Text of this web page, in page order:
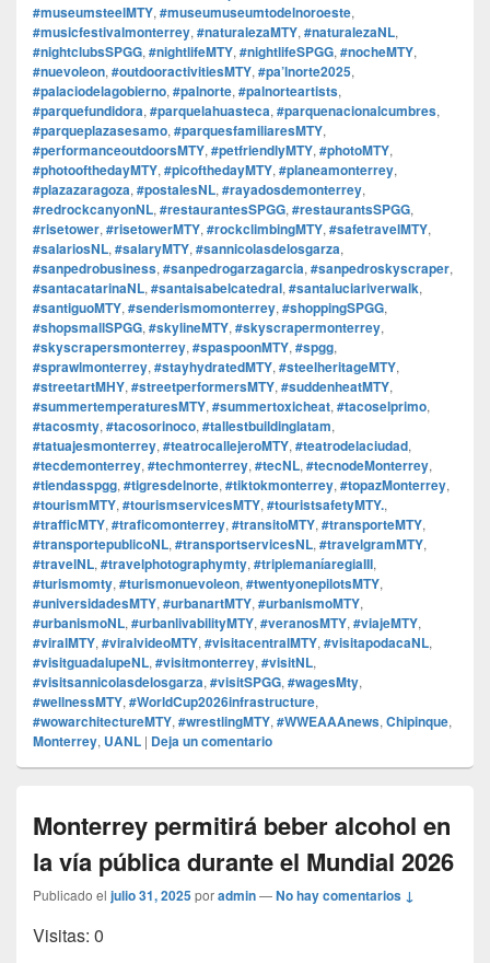
#museumsteelMTY, #museumuseumtodelnoroeste,
#musicfestivalmonterrey, #naturalezaMTY, #naturalezaNL,
#nightclubsSPGG, #nightlifeMTY, #nightlifeSPGG, #nocheMTY,
#nuevoleon, #outdooractivitiesMTY, #pa’lnorte2025,
#palaciodelagobierno, #palnorte, #palnorteartists,
#parquefundidora, #parquelahuasteca, #parquenacionalcumbres,
#parqueplazasesamo, #parquesfamiliaresMTY,
#performanceoutdoorsMTY, #petfriendlyMTY, #photoMTY,
#photoofthedayMTY, #picofthedayMTY, #planeamonterrey,
#plazazaragoza, #postalesNL, #rayadosdemonterrey,
#redrockcanyonNL, #restaurantesSPGG, #restaurantsSPGG,
#risetower, #risetowerMTY, #rockclimbingMTY, #safetravelMTY,
#salariosNL, #salaryMTY, #sannicolasdelosgarza,
#sanpedrobusiness, #sanpedrogarzagarcia, #sanpedroskyscraper,
#santacatarinaNL, #santaisabelcatedral, #santaluciariverwalk,
#santiguoMTY, #senderismomonterrey, #shoppingSPGG,
#shopsmallSPGG, #skylineMTY, #skyscrapermonterrey,
#skyscrapersmonterrey, #spaspoonMTY, #spgg,
#sprawlmonterrey, #stayhydratedMTY, #steelheritageMTY,
#streetartMHY, #streetperformersMTY, #suddenheatMTY,
#summertemperaturesMTY, #summertoxicheat, #tacoselprimo,
#tacosmty, #tacosorinoco, #tallestbuildinglatam,
#tatuajesmonterrey, #teatrocallejeroMTY, #teatrodelaciudad,
#tecdemonterrey, #techmonterrey, #tecNL, #tecnodeMonterrey,
#tiendasspgg, #tigresdelnorte, #tiktokmonterrey, #topazMonterrey,
#tourismMTY, #tourismservicesMTY, #touristsafetyMTY.,
#trafficMTY, #traficomonterrey, #transitoMTY, #transporteMTY,
#transportepublicoNL, #transportservicesNL, #travelgramMTY,
#travelNL, #travelphotographymty, #triplemaníaregiaIII,
#turismomty, #turismonuevoleon, #twentyonepilotsMTY,
#universidadesMTY, #urbanartMTY, #urbanismoMTY,
#urbanismoNL, #urbanlivabilityMTY, #veranosMTY, #viajeMTY,
#viralMTY, #viralvideoMTY, #visitacentralMTY, #visitapodacaNL,
#visitguadalupeNL, #visitmonterrey, #visitNL,
#visitsannicolasdelosgarza, #visitSPGG, #wagesMty,
#wellnessMTY, #WorldCup2026infrastructure,
#wowarchitectureMTY, #wrestlingMTY, #WWEAAAnews, Chipinque,
Monterrey, UANL | Deja un comentario
Monterrey permitirá beber alcohol en
la vía pública durante el Mundial 2026
Publicado el julio 31, 2025poradmin—No hay comentarios ↓
Visitas: 0